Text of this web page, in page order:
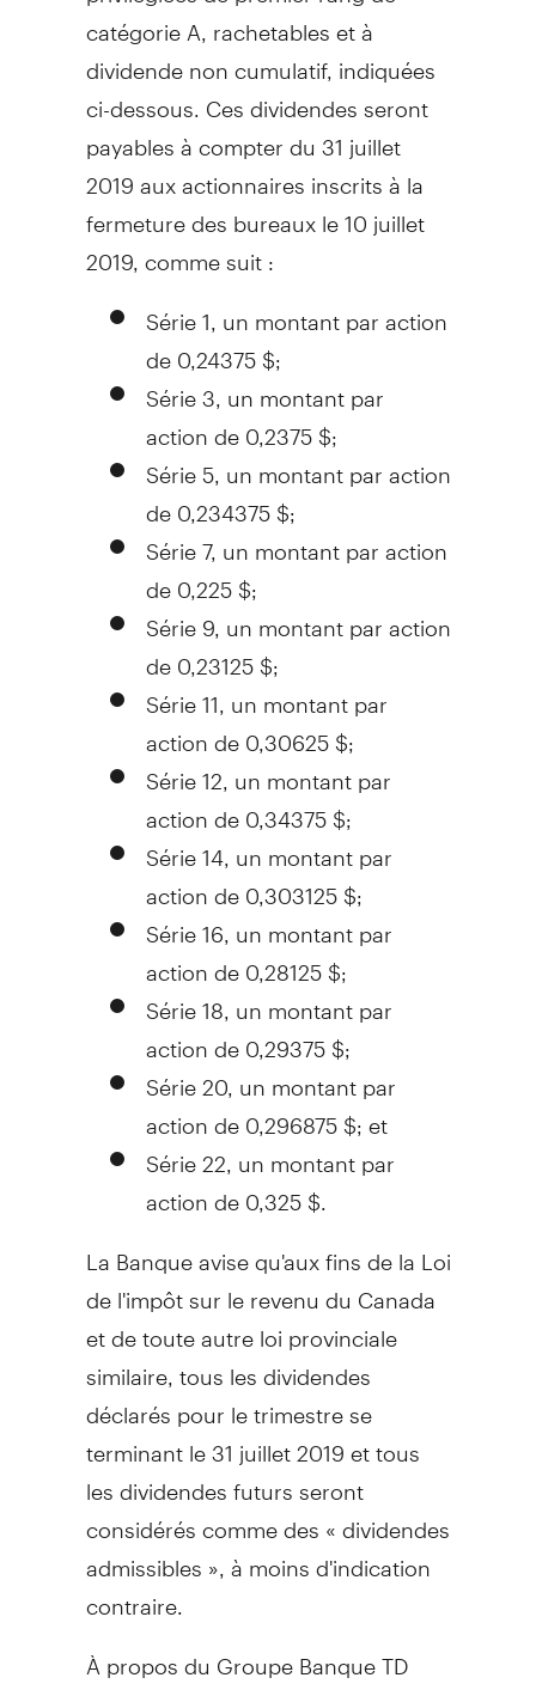
catégorie A, rachetables et à
dividende non cumulatif, indiquées
ci-dessous. Ces dividendes seront
payables à compter du 31 juillet
2019 aux actionnaires inscrits à la
fermeture des bureaux le 10 juillet
2019, comme suit :
Série 1, un montant par action
de 0,24375 $;
Série 3, un montant par
action de 0,2375 $;
Série 5, un montant par action
de 0,234375 $;
Série 7, un montant par action
de 0,225 $;
Série 9, un montant par action
de 0,23125 $;
Série 11, un montant par
action de 0,30625 $;
Série 12, un montant par
action de 0,34375 $;
Série 14, un montant par
action de 0,303125 $;
Série 16, un montant par
action de 0,28125 $;
Série 18, un montant par
action de 0,29375 $;
Série 20, un montant par
action de 0,296875 $; et
Série 22, un montant par
action de 0,325 $.
La Banque avise qu'aux fins de laLoi
del'impôt sur le revenu du Canada
et de toute autre loi provinciale
similaire, tous les dividendes
déclarés pour le trimestre se
terminant le 31 juillet 2019 et tous
les dividendes futurs seront
considérés comme des « dividendes
admissibles », à moins d'indication
contraire.
À propos du Groupe Banque TD